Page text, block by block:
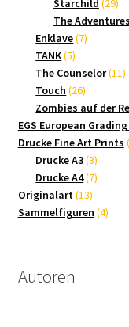
Starchild 29
The
Enklave 77
TANK 55
Produkte
The Counselor 1111
Touch 2626
Produkte
Zombies auf der
EGS European
Drucke Fine Art Prints
Drucke A3 33
Drucke A4 77
Originalart 1313
Produkte
Sammelfiguren 44
Autoren